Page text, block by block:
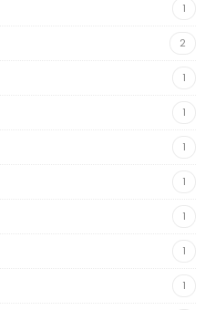
1
2
1
1
1
1
1
1
1